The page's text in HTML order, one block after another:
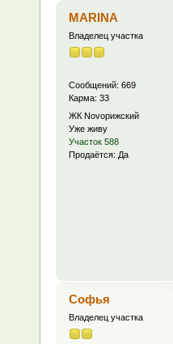
MARINA
Владелец участка
Сообщений: 669
Карма: 33
ЖК Novoрижский
Уже живу
Участок 588
Продаётся: Да
Софья
Владелец участка